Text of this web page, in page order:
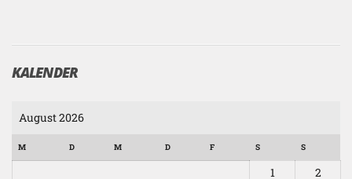
KALENDER
August 2026
M D M D F S S
1 2